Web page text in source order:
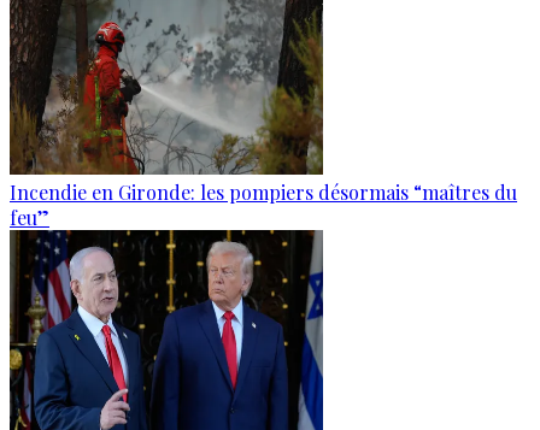
Incendie en Gironde: les pompiers désormais “maîtres du
feu”